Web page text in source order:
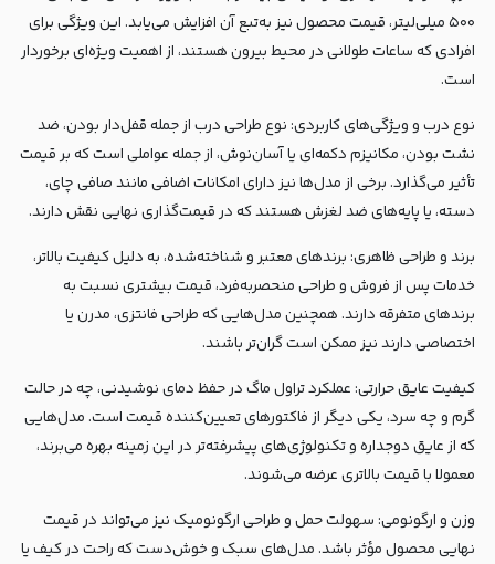
۵۰۰ میلی‌لیتر، قیمت محصول نیز به‌تبع آن افزایش می‌یابد. این ویژگی برای
افرادی که ساعات طولانی در محیط بیرون هستند، از اهمیت ویژه‌ای برخوردار
است.
نوع درب و ویژگی‌های کاربردی: نوع طراحی درب از جمله قفل‌دار بودن، ضد
نشت بودن، مکانیزم دکمه‌ای یا آسان‌نوش، از جمله عواملی است که بر قیمت
تأثیر می‌گذارد. برخی از مدل‌ها نیز دارای امکانات اضافی مانند صافی چای،
دسته، یا پایه‌های ضد لغزش هستند که در قیمت‌گذاری نهایی نقش دارند.
برند و طراحی ظاهری: برندهای معتبر و شناخته‌شده، به دلیل کیفیت بالاتر،
خدمات پس از فروش و طراحی منحصربه‌فرد، قیمت بیشتری نسبت به
برندهای متفرقه دارند. همچنین مدل‌هایی که طراحی فانتزی، مدرن یا
اختصاصی دارند نیز ممکن است گران‌تر باشند.
کیفیت عایق حرارتی: عملکرد تراول ماگ در حفظ دمای نوشیدنی، چه در حالت
گرم و چه سرد، یکی دیگر از فاکتورهای تعیین‌کننده قیمت است. مدل‌هایی
که از عایق دوجداره و تکنولوژی‌های پیشرفته‌تر در این زمینه بهره می‌برند،
معمولا با قیمت بالاتری عرضه می‌شوند.
وزن و ارگونومی: سهولت حمل و طراحی ارگونومیک نیز می‌تواند در قیمت
نهایی محصول مؤثر باشد. مدل‌های سبک و خوش‌دست که راحت در کیف یا